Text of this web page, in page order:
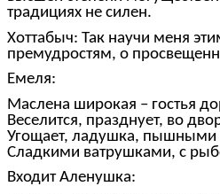
традициях не силен.
Хоттабыч: Так научи меня
премудростям, о
Емеля:
Маслена широкая – гостья
Веселится, празднует, во
Угощает, ладушка, пышными
Сладкими ватрушками, с
Входит Аленушка: